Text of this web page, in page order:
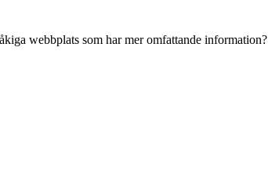
webbplats som har mer omfattande information?